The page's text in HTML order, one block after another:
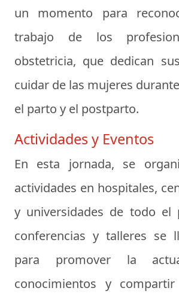
un momento para
trabajo de los
obstetricia, que dedican
cuidar de las mujeres
el parto y el postparto.
Actividades y Eventos
En esta jornada, se
actividades en hospitales,
y universidades de todo el
conferencias y talleres se
para promover la
conocimientos y compartir